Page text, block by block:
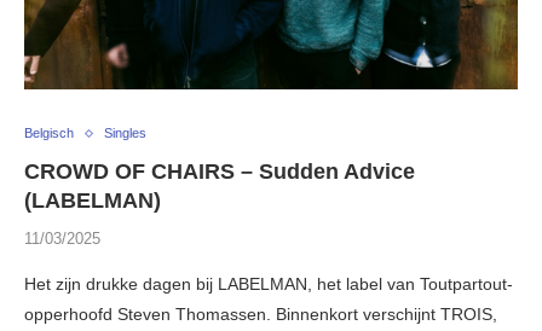
Belgisch Singles
CROWD OF CHAIRS – Sudden Advice
(LABELMAN)
11/03/2025
Het zijn drukke dagen bij LABELMAN, het label van Toutpartout-
opperhoofd Steven Thomassen. Binnenkort verschijnt TROIS,